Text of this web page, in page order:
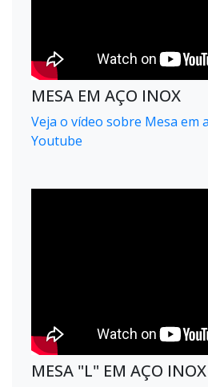
MESA EM AÇO INOX
Veja o vídeo sobre Mesa em
Youtube
MESA "L" EM AÇO INOX